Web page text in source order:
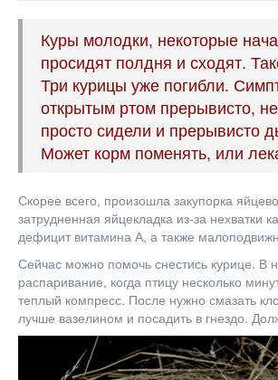
Куры молодки, некоторые
просидят полдня и сходят.
Три курицы уже погибли.
открытым ртом прерывисто,
просто сидели и
Может корм поменять, или
Скорее всего, произошла закупорка
затрудненная яйцекладка из-за нехватки
дефицит витамина А, а также
Сейчас можно помочь снестись курице. В
распаривание, когда птицу несколько
теплый компресс. После нужно смазать
лучше вазелином и посадить в гнездо.